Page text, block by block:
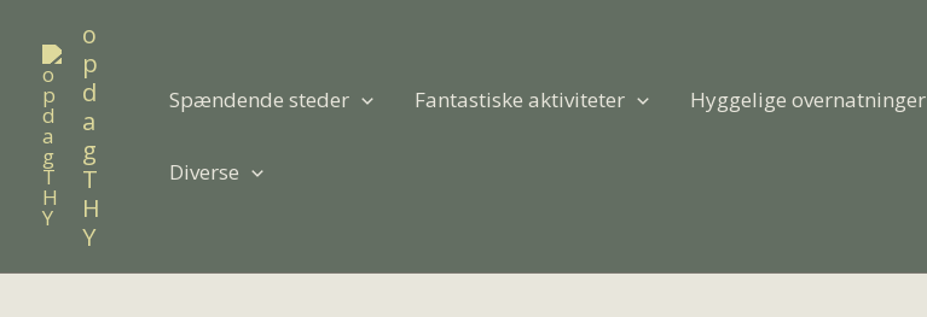
indholdet
o
p
d
a
g
T
H
Y
Spændende steder Fantastiske aktiviteter Hyggelige overnatninger
Diverse